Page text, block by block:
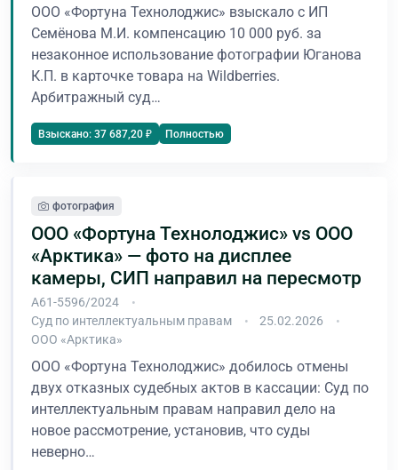
ООО «Фортуна Технолоджис» взыскало с ИП
Семёнова М.И. компенсацию 10 000 руб. за
незаконное использование фотографии Юганова
К.П. в карточке товара на Wildberries.
Арбитражный суд…
Взыскано: 37 687,20 ₽ Полностью
фотография
ООО «Фортуна Технолоджис» vs ООО
«Арктика» — фото на дисплее
камеры, СИП направил на пересмотр
А61-5596/2024
Суд по интеллектуальным правам
25.02.2026
ООО «Арктика»
ООО «Фортуна Технолоджис» добилось отмены
двух отказных судебных актов в кассации: Суд по
интеллектуальным правам направил дело на
новое рассмотрение, установив, что суды
неверно…